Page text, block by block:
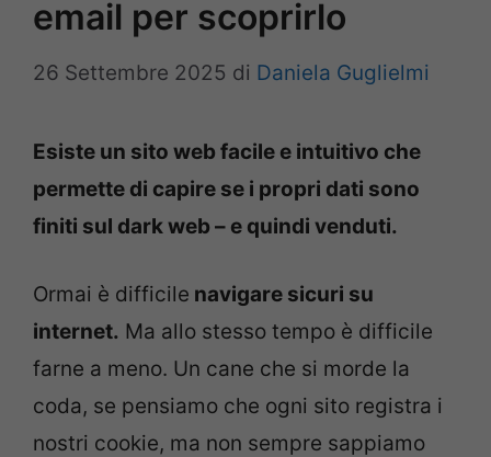
email per scoprirlo
26 Settembre 2025 di Daniela Guglielmi
Esiste un sito web facile e intuitivo che
permette di capire se i propri dati sono
finiti sul dark web – e quindi venduti.
Ormai è difficile navigare sicuri su
internet. Ma allo stesso tempo è difficile
farne a meno. Un cane che si morde la
coda, se pensiamo che ogni sito registra i
nostri cookie, ma non sempre sappiamo